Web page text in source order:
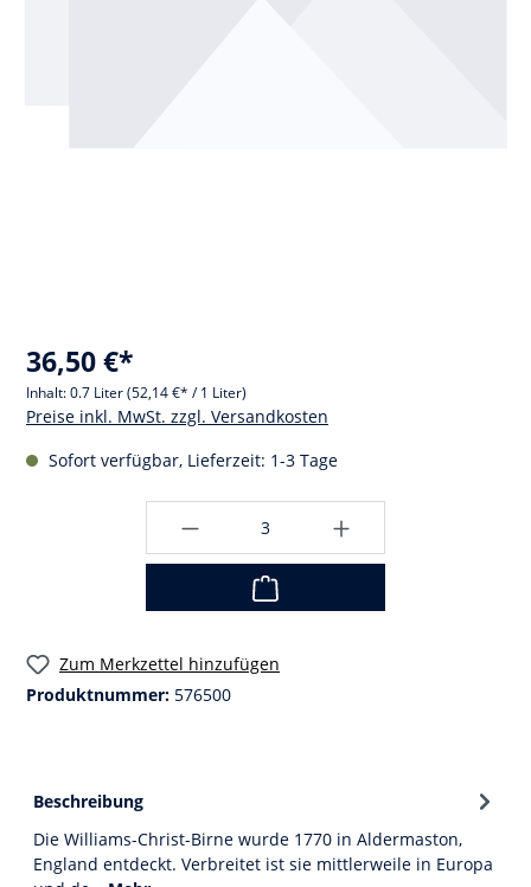
36,50 €*
Inhalt:0.7 Liter(52,14 €* / 1 Liter)
Preise inkl. MwSt. zzgl. Versandkosten
Sofort verfügbar, Lieferzeit: 1-3 Tage
Zum Merkzettel hinzufügen
Produktnummer: 576500
Beschreibung
Die Williams-Christ-Birne wurde 1770 in Aldermaston,
England entdeckt. Verbreitet ist sie mittlerweile in Europa